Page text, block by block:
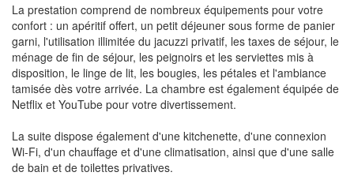
La prestation comprend de nombreux équipements pour votre
confort : un apéritif offert, un petit déjeuner sous forme de panier
garni, l'utilisation illimitée du jacuzzi privatif, les taxes de séjour, le
ménage de fin de séjour, les peignoirs et les serviettes mis à
disposition, le linge de lit, les bougies, les pétales et l'ambiance
tamisée dès votre arrivée. La chambre est également équipée de
Netflix et YouTube pour votre divertissement.
La suite dispose également d'une kitchenette, d'une connexion
Wi-Fi, d'un chauffage et d'une climatisation, ainsi que d'une salle
de bain et de toilettes privatives.